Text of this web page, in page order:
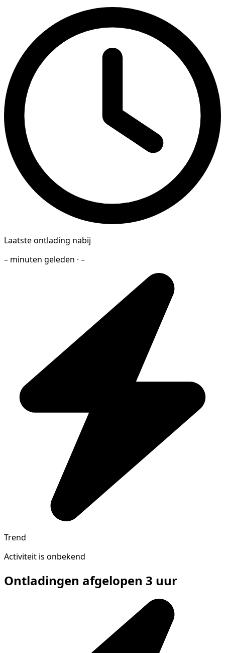
Laatste ontlading nabij
– minuten geleden · –
Trend
Activiteit is onbekend
Ontladingen afgelopen 3 uur